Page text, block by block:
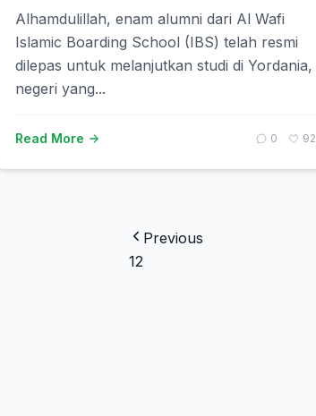
Alhamdulillah, enam alumni dari Al Wafi
Islamic Boarding School (IBS) telah resmi
dilepas untuk melanjutkan studi di Yordania,
negeri yang...
Read More 0 92
Previous
12